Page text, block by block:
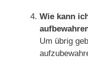
Wie kann
Um übrig